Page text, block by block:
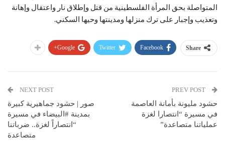
المتواصلة بحق المرأة الفلسطينية من قتل وإطلاق نار واعتقال وإهانة
وتعذيب وإجبار على ترك منزلها ومدينتها وحيها السكني.
Share
Facebook
Twitter
Google+
حشود مليونة بأمانة العاصمة
في مسيرة “انتصارا لغزة
عملياتنا متصاعدة”
NEXT POST
صور | حشود جماهيرية كبيرة
بمدينة #البيضاء في مسيرة
“انتصاراً لغزة.. ضرباتنا
متصاعدة